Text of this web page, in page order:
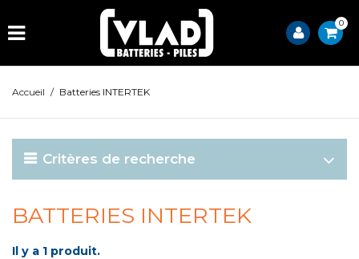
0
Accueil / Batteries INTERTEK
Critères de recherche
BATTERIES INTERTEK
Il y a 1 produit.